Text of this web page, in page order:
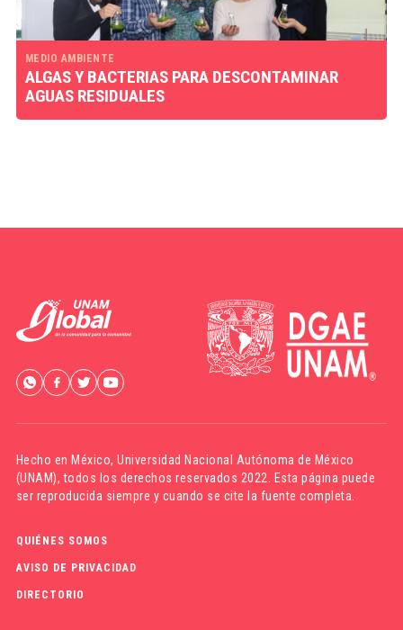
MEDIO AMBIENTE
ALGAS Y BACTERIAS PARA DESCONTAMINAR
AGUAS RESIDUALES
Hecho en México,Universidad Nacional Autónoma de México
(UNAM), todos los derechos reservados 2022. Esta página puede
ser reproducida siempre y cuando se cite la fuente completa.
QUIÉNES SOMOS
AVISO DE PRIVACIDAD
DIRECTORIO